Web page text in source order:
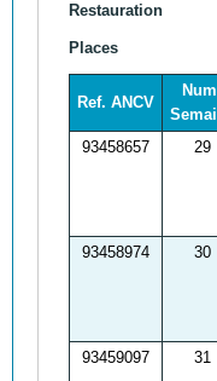
Restauration
Places
Ref. ANCV
93458657
29
93458974 30
93459097 31